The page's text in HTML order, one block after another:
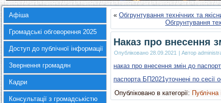
Афіша
Громадські обговорення 2025
Доступ до публічної інформації
Звернення громадян
Кадри
Консультації з громадськістю
« Обгрунтування технічних та
Обгрунтування
Наказ про внесення
Опубліковано 28.09.2021 | Автор
наказ про внесення змін до
паспорта БП2021уточнені по сесії
Опубліковано в категорії: Публічна